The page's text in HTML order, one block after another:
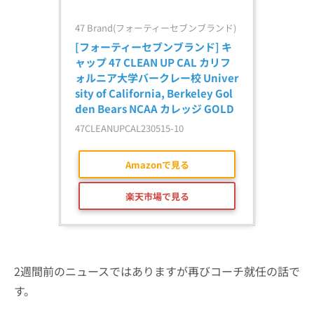
47 Brand(フォーティーセブンブランド)
[フォーティーセブンブランド] キ
ャップ 47 CLEAN UP CAL カリフ
ォルニア大学バークレー校 Univer
sity of California, Berkeley Gol
den Bears NCAA カレッジ GOLD
47CLEANUPCAL230515-10
Amazonで見る
楽天市場で見る
2週間前のニュースではありますが再びコーチ就任の話で
す。